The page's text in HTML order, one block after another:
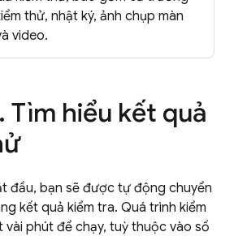
thử, nhật ký, ảnh chụp màn
video.
. Tìm hiểu kết quả
đầu, bạn sẽ được tự động chuyển
kết quả kiểm tra. Quá trình kiểm
vài phút để chạy, tuỳ thuộc vào số